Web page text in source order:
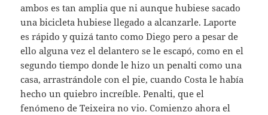
ambos es tan amplia que ni aunque hubiese sacado
una bicicleta hubiese llegado a alcanzarle. Laporte
es rápido y quizá tanto como Diego pero a pesar de
ello alguna vez el delantero se le escapó, como en el
segundo tiempo donde le hizo un penalti como una
casa, arrastrándole con el pie, cuando Costa le había
hecho un quiebro increíble. Penalti, que el
fenómeno de Teixeira no vio. Comienzo ahora el